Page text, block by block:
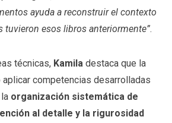
ayuda a reconstruir el contexto
tuvieron esos libros anteriormente”.
técnicas, Kamila destaca que la
competencias desarrolladas
organización sistemática de
al detalle y la rigurosidad